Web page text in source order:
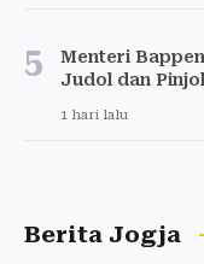
5
Menteri
Judol dan
1 hari lalu
Berita Jogja